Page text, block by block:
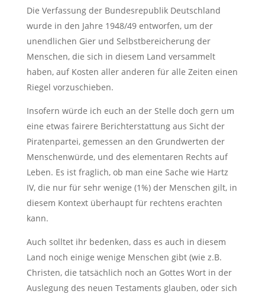
Die Verfassung der Bundesrepublik Deutschland
wurde in den Jahre 1948/49 entworfen, um der
unendlichen Gier und Selbstbereicherung der
Menschen, die sich in diesem Land versammelt
haben, auf Kosten aller anderen für alle Zeiten einen
Riegel vorzuschieben.
Insofern würde ich euch an der Stelle doch gern um
eine etwas fairere Berichterstattung aus Sicht der
Piratenpartei, gemessen an den Grundwerten der
Menschenwürde, und des elementaren Rechts auf
Leben. Es ist fraglich, ob man eine Sache wie Hartz
IV, die nur für sehr wenige (1%) der Menschen gilt, in
diesem Kontext überhaupt für rechtens erachten
kann.
Auch solltet ihr bedenken, dass es auch in diesem
Land noch einige wenige Menschen gibt (wie z.B.
Christen, die tatsächlich noch an Gottes Wort in der
Auslegung des neuen Testaments glauben, oder sich